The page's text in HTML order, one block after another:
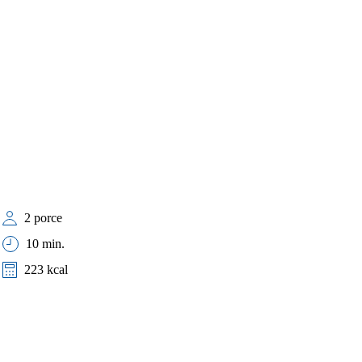
2 porce
10 min.
223 kcal